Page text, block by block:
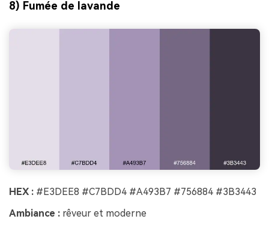
8) Fumée de lavande
HEX : #E3DEE8 #C7BDD4 #A493B7 #756884 #3B3443
Ambiance : rêveur et moderne